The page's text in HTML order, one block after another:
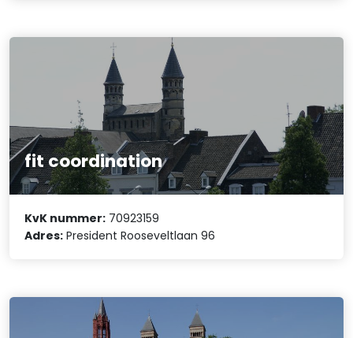
fit coordination
KvK nummer: 70923159
Adres: President Rooseveltlaan 96